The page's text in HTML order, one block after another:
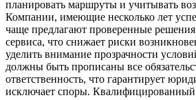
планировать маршруты и учитывать
Компании, имеющие несколько лет
чаще предлагают проверенные
сервиса, что снижает риски
уделить внимание прозрачности
должны быть прописаны все
ответственность, что гарантирует
исключает споры. Квалифицированный